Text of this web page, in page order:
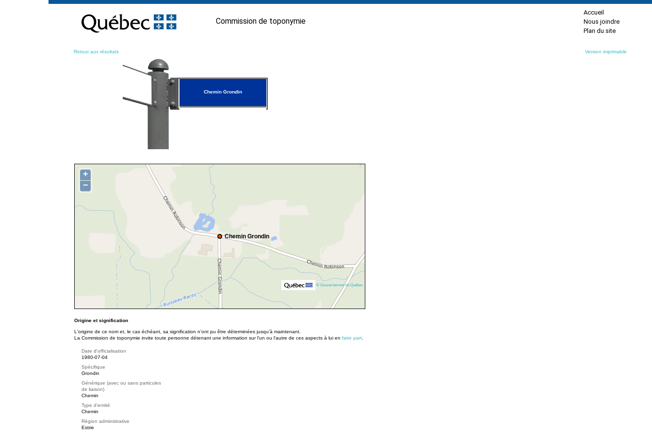
contenu
Commission de toponymie
Accueil
Nous joindre
Plan du site
Retour aux résultats Version imprimable
Chemin Grondin
Chemin Grondin
+
−
© Gouvernement du Québec
Origine et signification
L'origine de ce nom et, le cas échéant, sa signification n’ont pu être déterminées jusqu’à maintenant.
La Commission de toponymie invite toute personne détenant une information sur l'un ou l'autre de ces aspects à lui en faire part
Date d'officialisation
1980-07-04
Spécifique
Grondin
Générique (avec ou sans particules
de liaison)
Chemin
Type d'entité
Chemin
Région administrative
Estrie